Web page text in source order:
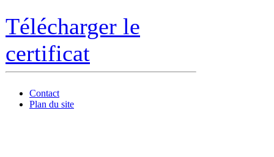
Télécharger le
certificat
Contact
Plan du site